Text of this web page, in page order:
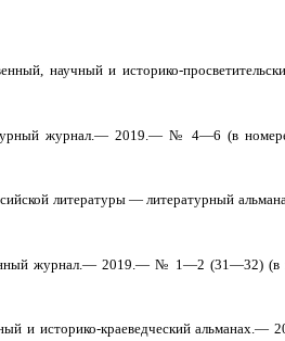
научный и историко-
журнал.— 2019.— № 4—6 (в
литературы — литературный
журнал.— 2019.— № 1—2 (31—32) (в
и историко-краеведческий